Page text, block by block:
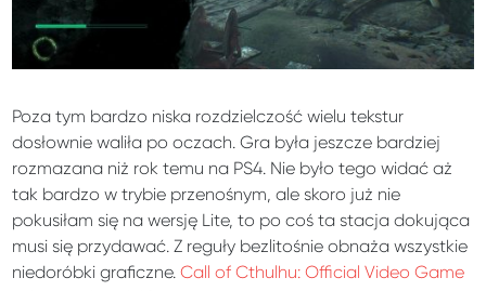
Poza tym bardzo niska rozdzielczość wielu tekstur
dosłownie waliła po oczach. Gra była jeszcze bardziej
rozmazana niż rok temu na PS4. Nie było tego widać aż
tak bardzo w trybie przenośnym, ale skoro już nie
pokusiłam się na wersję Lite, to po coś ta stacja dokująca
musi się przydawać. Z reguły bezlitośnie obnaża wszystkie
niedoróbki graficzne.Call of Cthulhu: Official Video Game